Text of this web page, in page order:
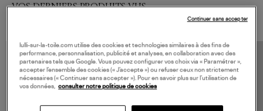
VOS DERNIERS PRODUITS VUS
lulli-sur-la-toile.com utilise des cookies et technologies similaires à des fins de
performance, personnalisation, publicité et analyses, en collaboration avec des
partenaires tels que Google. Vous pouvez configurer vos choix via « Paramétrer »,
accepter l’ensemble des cookies (« J’accepte ») ou refuser ceux non strictement
nécessaires (« Continuer sans accepter »). Pour en savoir plus sur l’utilisation de
vos données, consulter notre politique de cookies
Continuer sans accepter